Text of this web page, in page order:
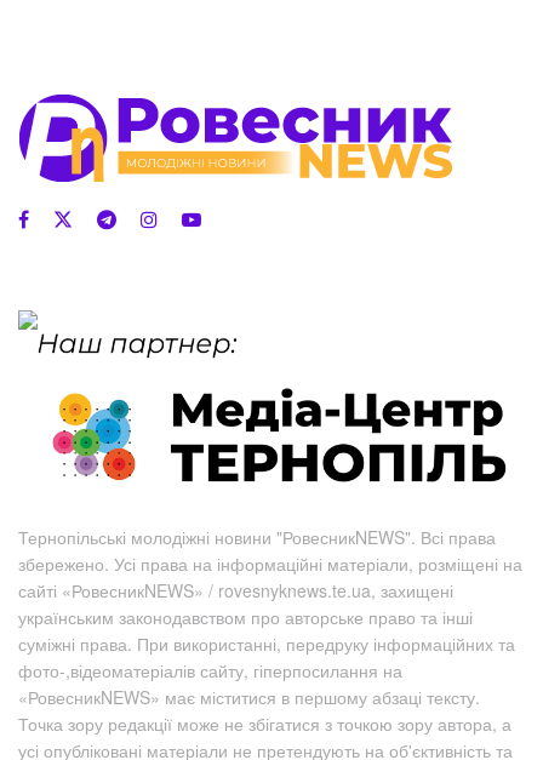
Тернопільські молодіжні новини "РовесникNEWS". Всі права
збережено. Усі права на інформаційні матеріали, розміщені на
сайті «РовесникNEWS» / rovesnyknews.te.ua, захищені
українським законодавством про авторське право та інші
суміжні права. При використанні, передруку інформаційних та
фото-,відеоматеріалів сайту, гіперпосилання на
«РовесникNEWS» має міститися в першому абзаці тексту.
Точка зору редакції може не збігатися з точкою зору автора, а
усі опубліковані матеріали не претендують на об'єктивність та